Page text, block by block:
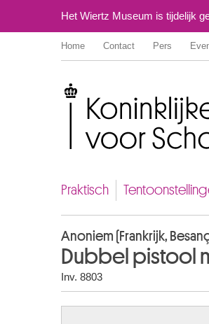
Het Wiertz Museum is tijdelijk
Home Contact Pers
Praktisch
Anoniem (Frankrijk,
Dubbel pistool
Inv. 8803